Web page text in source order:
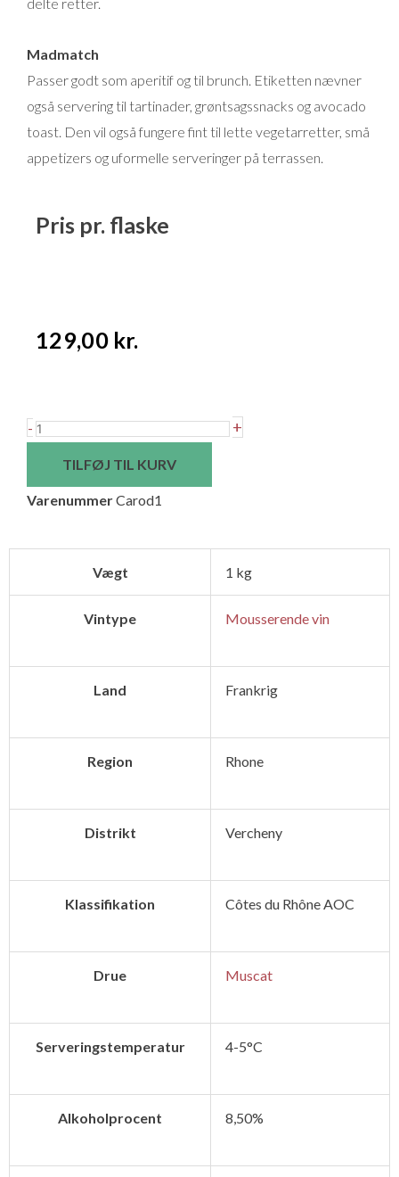
Madmatch
Passer godt som aperitif og til brunch. Etiketten nævner
også servering til tartinader, grøntsagssnacks og avocado
toast. Den vil også fungere fint til lette vegetarretter, små
appetizers og uformelle serveringer på terrassen.
Pris pr. flaske
129,00 kr.
- Frères
Noctambulle
Naturel
+
TILFØJ TIL KURV
VarenummerCarod1
Vægt 1 kg
Vintype Mousserende vin
Land Frankrig
Region Rhone
Distrikt Vercheny
Klassifikation Côtes du Rhône AOC
Drue Muscat
Serveringstemperatur 4-5°C
Alkoholprocent 8,50%